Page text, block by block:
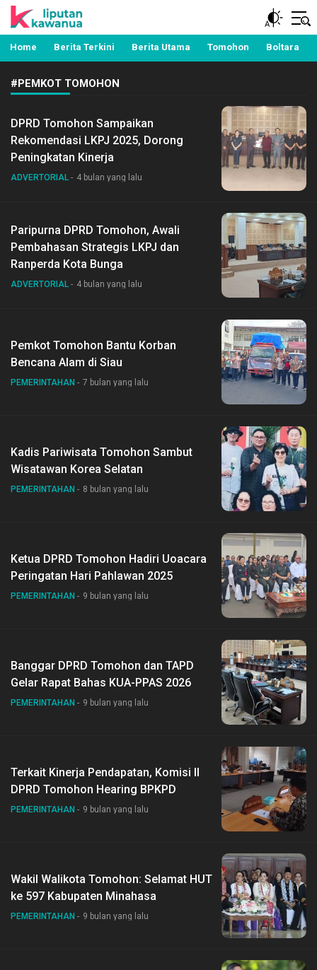
Liputan Kawanua
Berita Manado, Sulawesi Utara, Kawanua, Politik,
Pemerintahan, Hukum Kriminal dan Nasional
Home Berita Terkini Berita Utama Tomohon Boltara
#PEMKOT TOMOHON
DPRD Tomohon Sampaikan
Rekomendasi LKPJ 2025, Dorong
Peningkatan Kinerja
ADVERTORIAL 4 bulan yang lalu
Paripurna DPRD Tomohon, Awali
Pembahasan Strategis LKPJ dan
Ranperda Kota Bunga
ADVERTORIAL 4 bulan yang lalu
Pemkot Tomohon Bantu Korban
Bencana Alam di Siau
PEMERINTAHAN 7 bulan yang lalu
Kadis Pariwisata Tomohon Sambut
Wisatawan Korea Selatan
PEMERINTAHAN 8 bulan yang lalu
Ketua DPRD Tomohon Hadiri Uoacara
Peringatan Hari Pahlawan 2025
PEMERINTAHAN 9 bulan yang lalu
Banggar DPRD Tomohon dan TAPD
Gelar Rapat Bahas KUA-PPAS 2026
PEMERINTAHAN 9 bulan yang lalu
Terkait Kinerja Pendapatan, Komisi II
DPRD Tomohon Hearing BPKPD
PEMERINTAHAN 9 bulan yang lalu
Wakil Walikota Tomohon: Selamat HUT
ke 597 Kabupaten Minahasa
PEMERINTAHAN 9 bulan yang lalu